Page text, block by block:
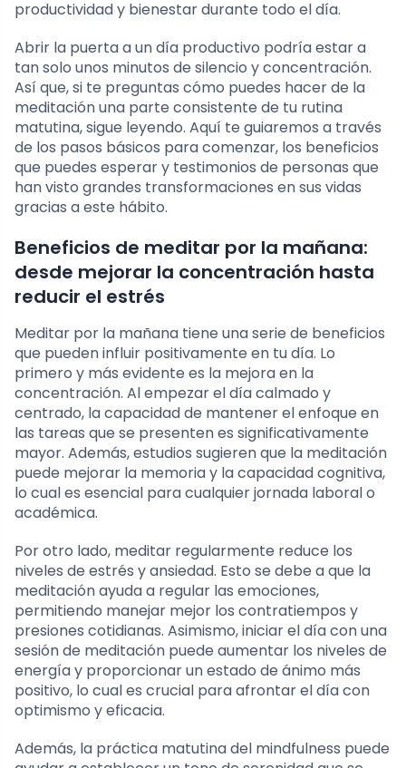
productividad y bienestar durante todo el día.
Abrir la puerta a un día productivo podría estar a
tan solo unos minutos de silencio y concentración.
Así que, si te preguntas cómo puedes hacer de la
meditación una parte consistente de tu rutina
matutina, sigue leyendo. Aquí te guiaremos a través
de los pasos básicos para comenzar, los beneficios
que puedes esperar y testimonios de personas que
han visto grandes transformaciones en sus vidas
gracias a este hábito.
Beneficios de meditar por la mañana:
desde mejorar la concentración hasta
reducir el estrés
Meditar por la mañana tiene una serie de beneficios
que pueden influir positivamente en tu día. Lo
primero y más evidente es la mejora en la
concentración. Al empezar el día calmado y
centrado, la capacidad de mantener el enfoque en
las tareas que se presenten es significativamente
mayor. Además, estudios sugieren que la meditación
puede mejorar la memoria y la capacidad cognitiva,
lo cual es esencial para cualquier jornada laboral o
académica.
Por otro lado, meditar regularmente reduce los
niveles de estrés y ansiedad. Esto se debe a que la
meditación ayuda a regular las emociones,
permitiendo manejar mejor los contratiempos y
presiones cotidianas. Asimismo, iniciar el día con una
sesión de meditación puede aumentar los niveles de
energía y proporcionar un estado de ánimo más
positivo, lo cual es crucial para afrontar el día con
optimismo y eficacia.
Además, la práctica matutina del mindfulness puede